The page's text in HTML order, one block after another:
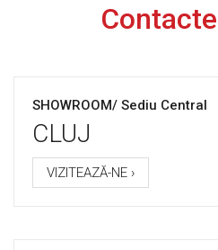
SHOWROOM/ Sediu Central
CLUJ
VIZITEAZĂ-NE ›